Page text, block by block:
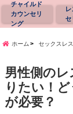
チャイルド
カウンセリ
ング
セ
ホーム セックスレス
男性側の
りたい！
が必要？